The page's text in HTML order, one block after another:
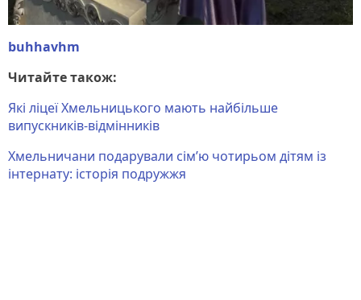
buhhavhm
Читайте також:
Які ліцеї Хмельницького мають найбільше
випускників-відмінників
Хмельничани подарували сім’ю чотирьом дітям із
інтернату: історія подружжя